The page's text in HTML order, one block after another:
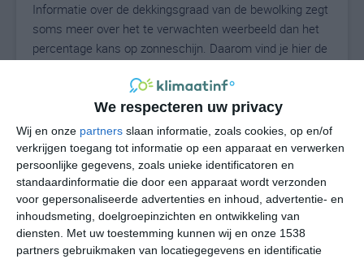
We respecteren uw privacy
Wij en onze partners slaan informatie, zoals cookies, op en/of
verkrijgen toegang tot informatie op een apparaat en verwerken
persoonlijke gegevens, zoals unieke identificatoren en
standaardinformatie die door een apparaat wordt verzonden
voor gepersonaliseerde advertenties en inhoud, advertentie- en
inhoudsmeting, doelgroepinzichten en ontwikkeling van
diensten.
Met uw toestemming kunnen wij en onze 1538
partners gebruikmaken van locatiegegevens en identificatie
Informatie over de dekkingsgraad van de bewolking zegt
soms meer over het te verwachten weerbeeld dan het
percentage kans op zonneschijn. Daarom vind je hier de
15°C
vr za zo ma